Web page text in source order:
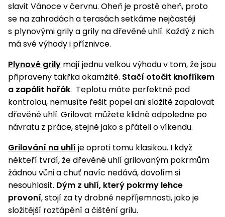
Příslušenství
k sekačkám
nože
Zahradní
válce
větví
Špalíkovače
Fukary,
vysavače
Vozíky
a
kolečka
Čerpadla
a
vodárny
Postřikovače
a rosiče
Vysokotlaké
Písek
do
filtrace
Pytle,
konve
obrubníky
Stíníci
textilie
Příslušenství
Soustruhy
Bagry
Vibrační
desky a
pěchy
Transportéry,
stavební
stroje
Řezačky
betonu
a
asfaltu
Měřící
přístroje
Ventilátory,
klimatizace
Přilby
Doplňky
Akumulátory
do
filtrace
PROMINENT
slavit Vánoce v červnu. Oheň je prostě oheň, proto
se na zahradách a terasách setkáme nejčastěji
s plynovými grily a grily na dřevěné uhlí. Každý z nich
má své výhody i příznivce.
Plynové grily mají jednu velkou výhodu v tom, že jsou
připraveny takřka okamžitě. Stačí otočit knoflíkem
a zapálit hořák. Teplotu máte perfektně pod
kontrolou, nemusíte řešit popel ani složitě zapalovat
dřevěné uhlí. Grilovat můžete klidně odpoledne po
návratu z práce, stejně jako s přáteli o víkendu.
Grilování na uhlí je oproti tomu klasikou. I když
někteří tvrdí, že dřevěné uhlí grilovaným pokrmům
žádnou vůni a chuť navíc nedává, dovolím si
nesouhlasit. Dým z uhlí, který pokrmy lehce
provoní, stojí za ty drobné nepříjemnosti, jako je
složitější roztápění a čištění grilu.